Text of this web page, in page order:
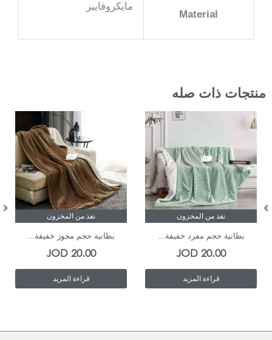
Material
مايكروفايبر
منتجات ذات صله
نفذ من المخزون
بطانية حجم مفرد خفيفة...
20.00
JOD
قراءة المزيد
نفذ من المخزون
بطانية حجم مجوز خفيفة...
20.00
JOD
قراءة المزيد